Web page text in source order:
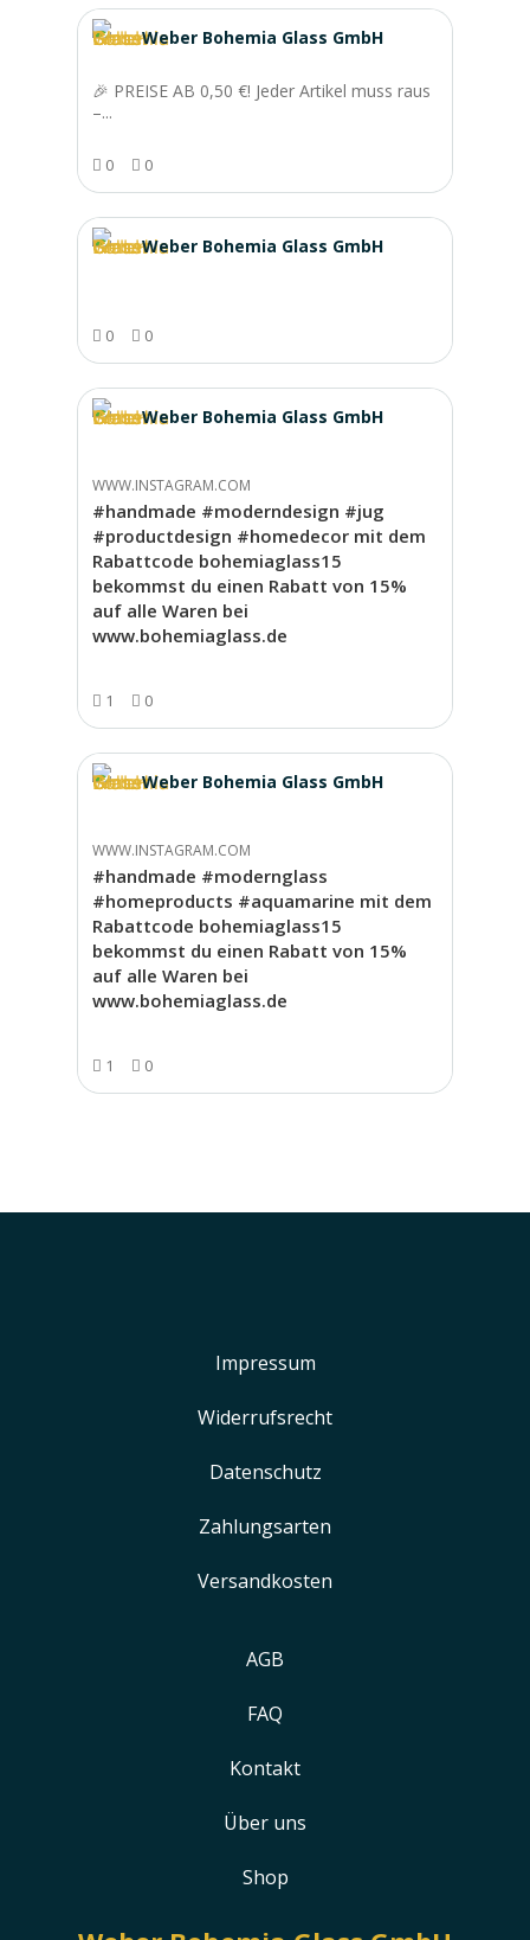
Weber Bohemia Glass GmbH
🎉 PREISE AB 0,50 €! Jeder Artikel muss raus
–...
0 0
Weber Bohemia Glass GmbH
0 0
Weber Bohemia Glass GmbH
WWW.INSTAGRAM.COM
#handmade #moderndesign #jug
#productdesign #homedecor mit dem
Rabattcode bohemiaglass15
bekommst du einen Rabatt von 15%
auf alle Waren bei
www.bohemiaglass.de
1 0
Weber Bohemia Glass GmbH
WWW.INSTAGRAM.COM
#handmade #modernglass
#homeproducts #aquamarine mit dem
Rabattcode bohemiaglass15
bekommst du einen Rabatt von 15%
auf alle Waren bei
www.bohemiaglass.de
1 0
Impressum
Widerrufsrecht
Datenschutz
Zahlungsarten
Versandkosten
AGB
FAQ
Kontakt
Über uns
Shop